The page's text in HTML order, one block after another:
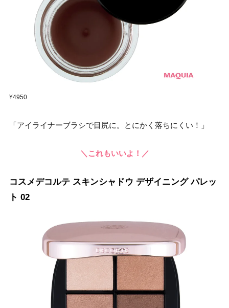
¥4950
「アイライナーブラシで目尻に。とにかく落ちにくい！」
＼これもいいよ！／
コスメデコルテ スキンシャドウ デザイニング パレッ
ト 02